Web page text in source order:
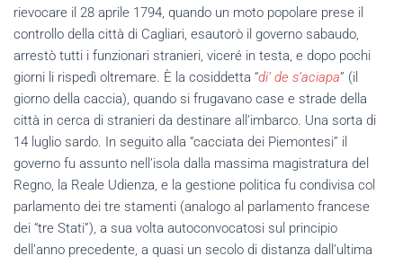
rievocare il 28 aprile 1794, quando un moto popolare prese il
controllo della città di Cagliari, esautorò il governo sabaudo,
arrestò tutti i funzionari stranieri, viceré in testa, e dopo pochi
giorni li rispedì oltremare. È la cosiddetta “di’ de s’aciapa” (il
giorno della caccia), quando si frugavano case e strade della
città in cerca di stranieri da destinare all’imbarco. Una sorta di
14 luglio sardo. In seguito alla “cacciata dei Piemontesi” il
governo fu assunto nell’isola dalla massima magistratura del
Regno, la Reale Udienza, e la gestione politica fu condivisa col
parlamento dei tre stamenti (analogo al parlamento francese
dei “tre Stati”), a sua volta autoconvocatosi sul principio
dell’anno precedente, a quasi un secolo di distanza dall’ultima